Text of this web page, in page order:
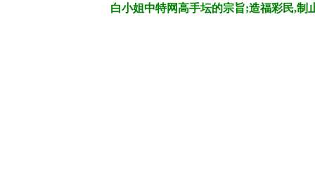
白小姐中特网高手坛的宗旨;造福彩民,制